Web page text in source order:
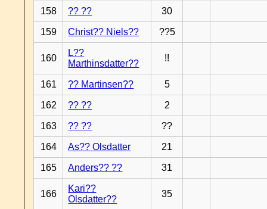
158 ?? ?? 30
159 Christ?? Niels?? ??5
160
L??
Marthinsdatter??
!!
161 ?? Martinsen?? 5
162 ?? ?? 2
163 ?? ?? ??
164 As?? Olsdatter 21
165 Anders?? ?? 31
166
Kari??
Olsdatter??
35